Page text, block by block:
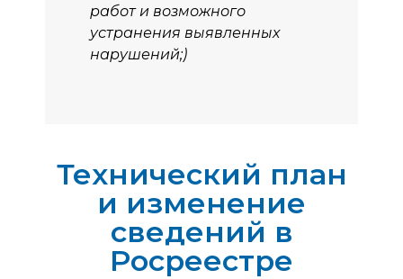
работ и возможного
устранения выявленных
нарушений;)
Технический план
и изменение
сведений в
Росреестре